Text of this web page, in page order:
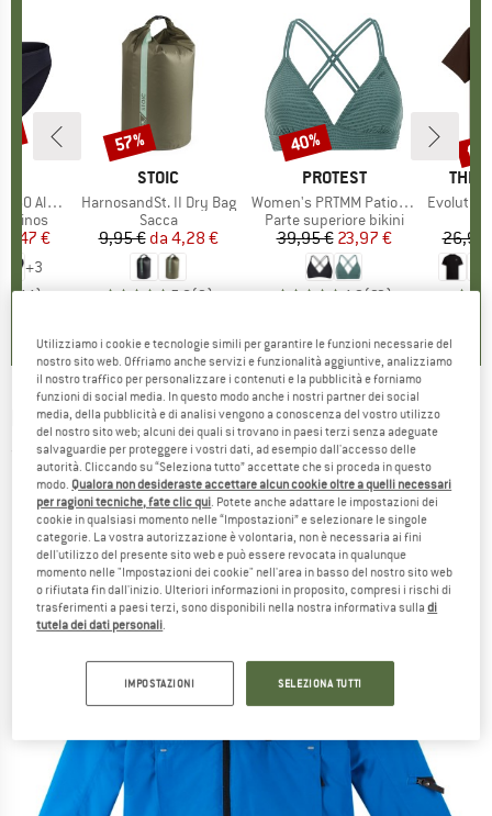
Brief
ridotto
€
+3
(44)
MARCHIO
STOIC
Articolo
HarnosandSt. II Dry Bag
Gruppo di prodotti
Sacca
Prezzo
9,95 € Prezzo ridotto
da 4,28 €
5,0(2)
Sconto
57%
MARCHIO
PROTEST
Articolo
Women's PRTMM Patio Triangle
Gruppo di prodotti
Parte superiore bikini
Prezzo
39,95 €Prezzo ridotto
23,97 €
4,9(23)
Sconto
40%
THE
Articolo
Evolution
26,95
REIMA - Kid's Tieten - Giacca invernale
(0)
Utilizziamo i cookie e tecnologie simili per garantire le funzioni necessarie del
nostro sito web. Offriamo anche servizi e funzionalità aggiuntive, analizziamo
il nostro traffico per personalizzare i contenuti e la pubblicità e forniamo
funzioni di social media. In questo modo anche i nostri partner dei social
media, della pubblicità e di analisi vengono a conoscenza del vostro utilizzo
del nostro sito web; alcuni dei quali si trovano in paesi terzi senza adeguate
salvaguardie per proteggere i vostri dati, ad esempio dall'accesso delle
autorità. Cliccando su “Seleziona tutto” accettate che si proceda in questo
modo. Qualora non desideraste accettare alcun cookie oltre a quelli necessari
per ragioni tecniche, fate clic qui. Potete anche adattare le impostazioni dei
cookie in qualsiasi momento nelle “Impostazioni” e selezionare le singole
categorie. La vostra autorizzazione è volontaria, non è necessaria ai fini
dell'utilizzo del presente sito web e può essere revocata in qualunque
momento nelle "Impostazioni dei cookie" nell'area in basso del nostro sito web
o rifiutata fin dall'inizio. Ulteriori informazioni in proposito, compresi i rischi di
trasferimenti a paesi terzi, sono disponibili nella nostra informativa sulladi
tutela dei dati personali.
IMPOSTAZIONI SELEZIONA TUTTI